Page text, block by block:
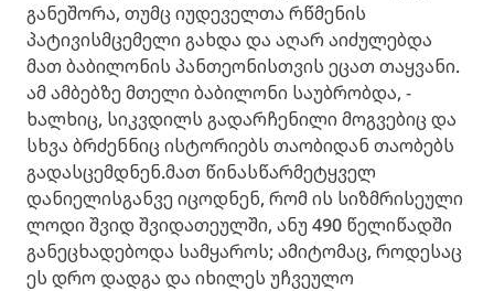
განეშორა, თუმც იუდეველთა რწმენის
პატივისმცემელი გახდა და აღარ აიძულებდა
მათ ბაბილონის პანთეონისთვის ეცათ თაყვანი.
ამ ამბებზე მთელი ბაბილონი საუბრობდა, -
ხალხიც, სიკვდილს გადარჩენილი მოგვებიც და
სხვა ბრძენნიც ისტორიებს თაობიდან თაობებს
გადასცემდნენ.მათ წინასწარმეტყველ
დანიელისგანვე იცოდნენ, რომ ის სიზმრისეული
ლოდი შვიდ შვიდათეულში, ანუ 490 წელიწადში
განეცხადებოდა სამყაროს; ამიტომაც, როდესაც
ეს დრო დადგა და იხილეს უჩვეულო